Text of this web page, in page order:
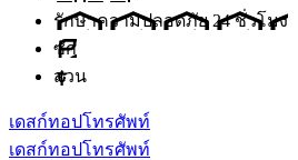
รักษาความปลอดภัย 24 ชั่วโมง
ซัก
สวน
เดสก์ทอปโทรศัพท์
เดสก์ทอปโทรศัพท์